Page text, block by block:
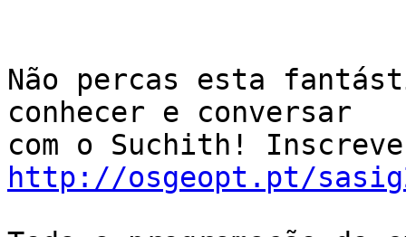
Não percas esta
conhecer e conversar
http://osgeopt.pt/